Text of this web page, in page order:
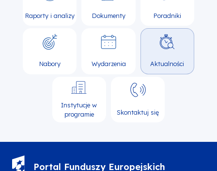
Raporty i analizy Dokumenty Poradniki
Nabory Wydarzenia Aktualności
Instytucje w
programie
Skontaktuj się
Portal Funduszy Europejskich